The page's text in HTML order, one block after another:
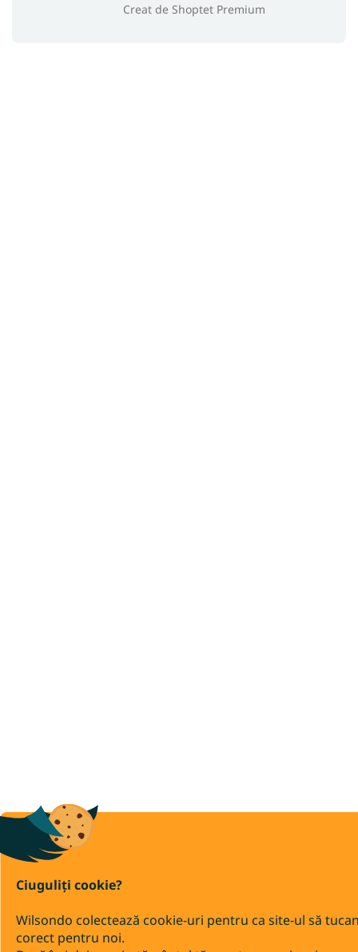
Ciuguliți cookie?
Wilsondo colectează cookie-uri pentru ca site-ul să
corect pentru noi.
Creat de Shoptet Premium